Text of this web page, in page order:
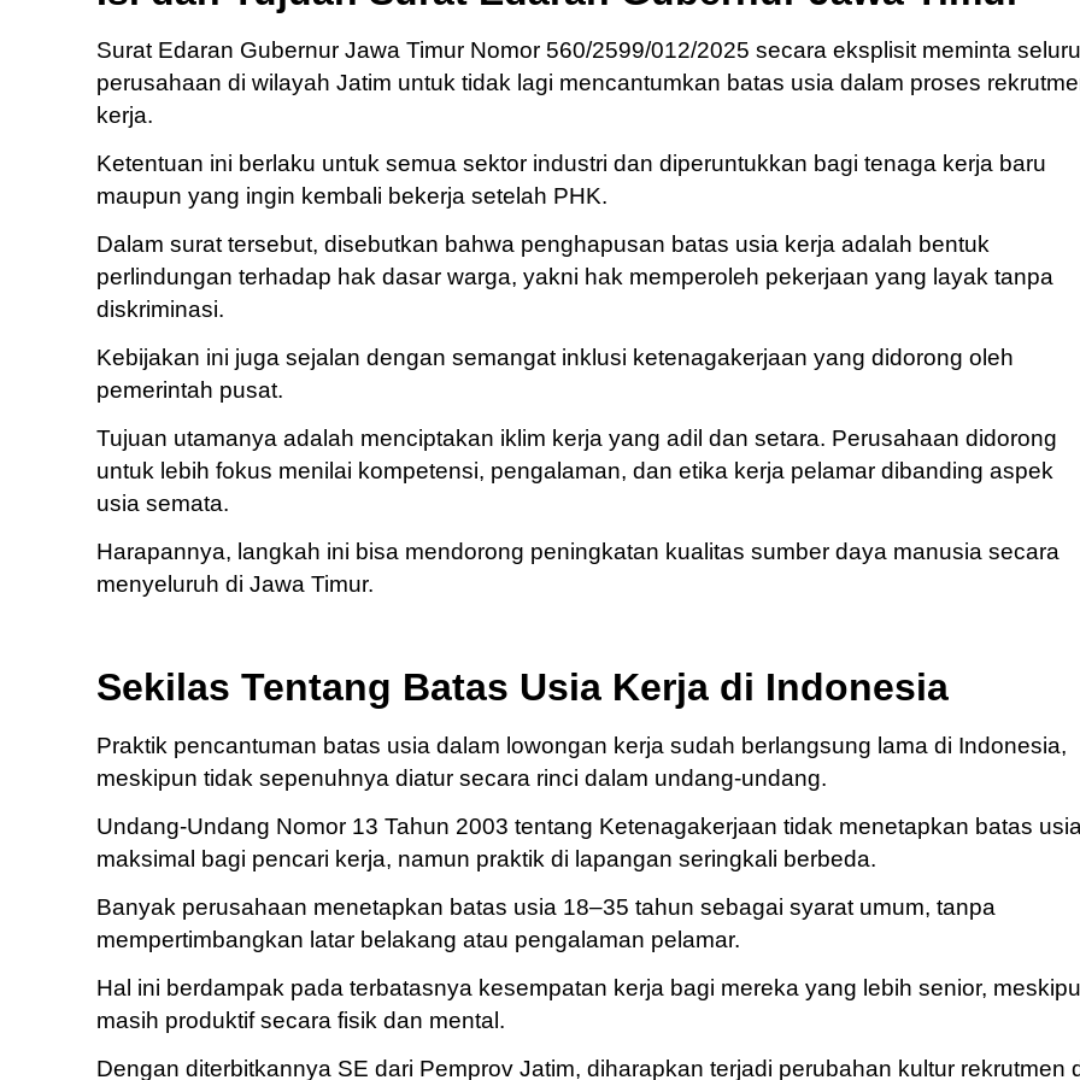
Surat Edaran Gubernur Jawa Timur Nomor 560/2599/012/2025 secara eksplisit meminta
perusahaan di wilayah Jatim untuk tidak lagi mencantumkan batas usia dalam proses
kerja.
Ketentuan ini berlaku untuk semua sektor industri dan diperuntukkan bagi tenaga kerja baru
maupun yang ingin kembali bekerja setelah PHK.
Dalam surat tersebut, disebutkan bahwa penghapusan batas usia kerja adalah bentuk
perlindungan terhadap hak dasar warga, yakni hak memperoleh pekerjaan yang layak tanpa
diskriminasi.
Kebijakan ini juga sejalan dengan semangat inklusi ketenagakerjaan yang didorong oleh
pemerintah pusat.
Tujuan utamanya adalah menciptakan iklim kerja yang adil dan setara. Perusahaan didorong
untuk lebih fokus menilai kompetensi, pengalaman, dan etika kerja pelamar dibanding aspek
usia semata.
Harapannya, langkah ini bisa mendorong peningkatan kualitas sumber daya manusia secara
menyeluruh di Jawa Timur.
Sekilas Tentang Batas Usia Kerja di Indonesia
Praktik pencantuman batas usia dalam lowongan kerja sudah berlangsung lama di Indonesia,
meskipun tidak sepenuhnya diatur secara rinci dalam undang-undang.
Undang-Undang Nomor 13 Tahun 2003 tentang Ketenagakerjaan tidak menetapkan batas usia
maksimal bagi pencari kerja, namun praktik di lapangan seringkali berbeda.
Banyak perusahaan menetapkan batas usia 18–35 tahun sebagai syarat umum, tanpa
mempertimbangkan latar belakang atau pengalaman pelamar.
Hal ini berdampak pada terbatasnya kesempatan kerja bagi mereka yang lebih senior,
masih produktif secara fisik dan mental.
Dengan diterbitkannya SE dari Pemprov Jatim, diharapkan terjadi perubahan kultur rekrutmen